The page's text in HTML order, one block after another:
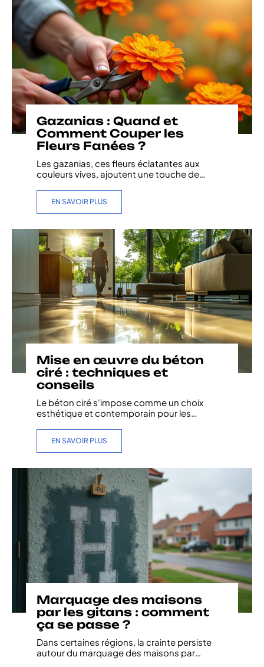
Gazanias : Quand et
Comment Couper les
Fleurs Fanées ?
Les gazanias, ces fleurs éclatantes aux
couleurs vives, ajoutent une touche de
EN SAVOIR PLUS
Mise en œuvre du béton
ciré : techniques et
conseils
Le béton ciré s'impose comme un choix
esthétique et contemporain pour les…
EN SAVOIR PLUS
Marquage des maisons
par les gitans : comment
ça se passe ?
Dans certaines régions, la crainte persiste
autour du marquage des maisons par…